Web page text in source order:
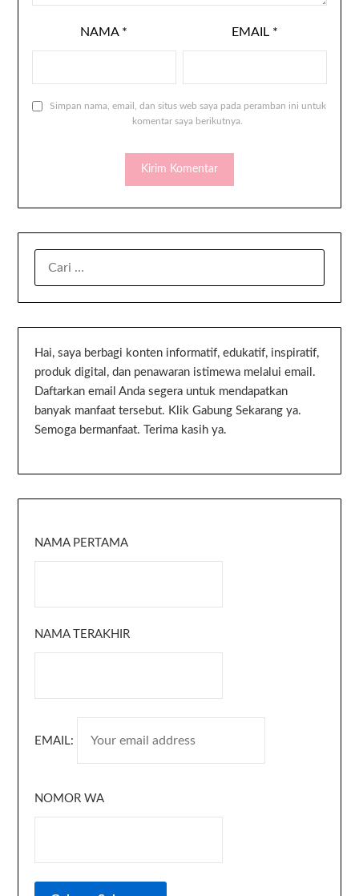
NAMA * EMAIL *
Simpan nama, email, dan situs web saya pada peramban ini untuk
komentar saya berikutnya.
Hai, saya berbagi konten informatif, edukatif, inspiratif,
produk digital, dan penawaran istimewa melalui email.
Daftarkan email Anda segera untuk mendapatkan
banyak manfaat tersebut. Klik Gabung Sekarang ya.
Semoga bermanfaat. Terima kasih ya.
NAMA PERTAMA
NAMA TERAKHIR
EMAIL:
NOMOR WA